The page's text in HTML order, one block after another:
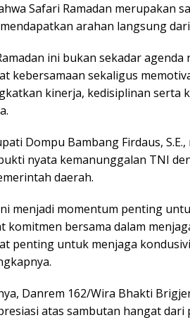
Safari Ramadan merupakan
arahan langsung
ini bukan sekadar
kebersamaan sekaligus
kinerja, kedisiplinan serta
Dompu Bambang Firdaus,
nyata kemanunggalan TNI
daerah.
menjadi momentum penting
komitmen bersama dalam
penting untuk menjaga
Danrem 162/Wira Bhakti
atas sambutan hangat